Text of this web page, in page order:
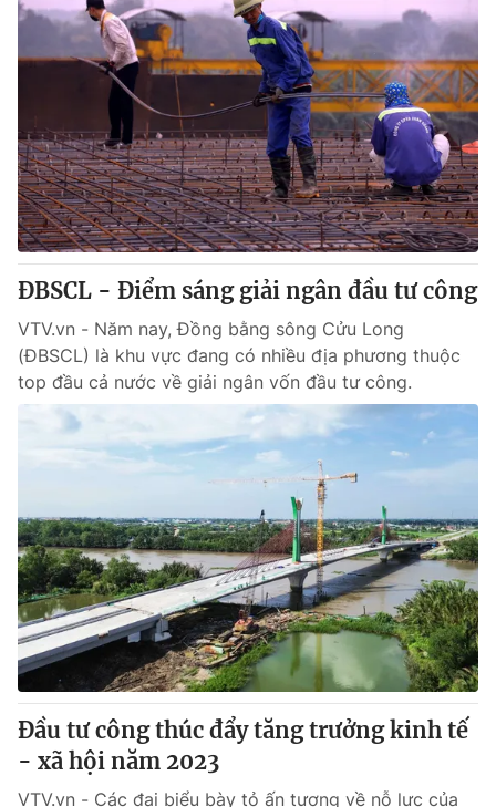
ĐBSCL - Điểm sáng giải ngân đầu tư công
VTV.vn - Năm nay, Đồng bằng sông Cửu Long
(ĐBSCL) là khu vực đang có nhiều địa phương thuộc
top đầu cả nước về giải ngân vốn đầu tư công.
Đầu tư công thúc đẩy tăng trưởng kinh tế
- xã hội năm 2023
VTV.vn - Các đại biểu bày tỏ ấn tượng về nỗ lực của